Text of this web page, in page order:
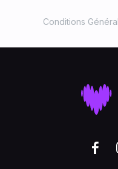
Conditions